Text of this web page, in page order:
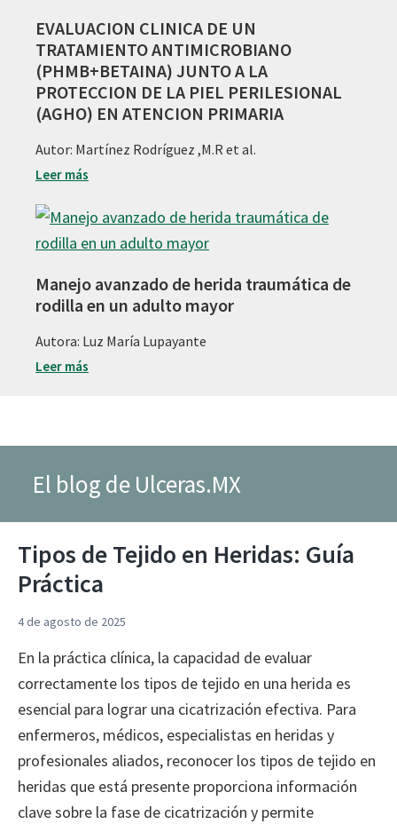
EVALUACION CLINICA DE UN
TRATAMIENTO ANTIMICROBIANO
(PHMB+BETAINA) JUNTO A LA
PROTECCION DE LA PIEL PERILESIONAL
(AGHO) EN ATENCION PRIMARIA
Autor: Martínez Rodríguez ,M.R et al.
Leer más
Manejo avanzado de herida traumática de
rodilla en un adulto mayor
Autora: Luz María Lupayante
Leer más
El blog de Ulceras.MX
Tipos de Tejido en Heridas: Guía
Práctica
4 de agosto de 2025
En la práctica clínica, la capacidad de evaluar
correctamente los tipos de tejido en una herida es
esencial para lograr una cicatrización efectiva. Para
enfermeros, médicos, especialistas en heridas y
profesionales aliados, reconocer los tipos de tejido en
heridas que está presente proporciona información
clave sobre la fase de cicatrización y permite